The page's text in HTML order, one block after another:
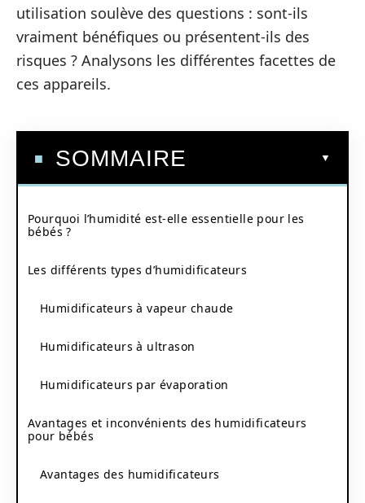
utilisation soulève des questions : sont-ils
vraiment bénéfiques ou présentent-ils des
risques ? Analysons les différentes facettes de
ces appareils.
SOMMAIRE
Pourquoi l’humidité est-elle essentielle pour les
bébés ?
Les différents types d’humidificateurs
Humidificateurs à vapeur chaude
Humidificateurs à ultrason
Humidificateurs par évaporation
Avantages et inconvénients des humidificateurs
pour bébés
Avantages des humidificateurs